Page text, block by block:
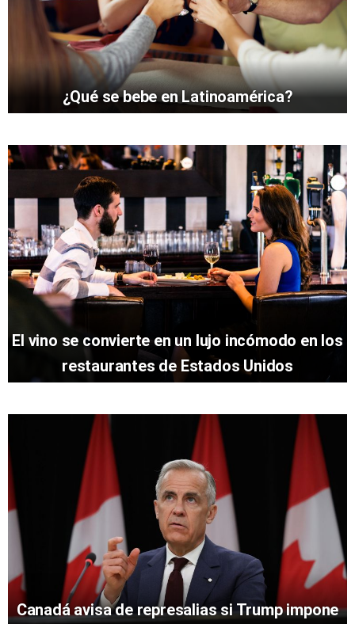
¿Qué se bebe en Latinoamérica?
El vino se convierte en un lujo incómodo en los
restaurantes de Estados Unidos
Canadá avisa de represalias si Trump impone